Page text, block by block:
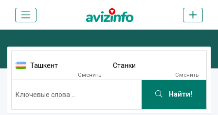
Ташкент
Сменить
Станки
Сменить
Найти!